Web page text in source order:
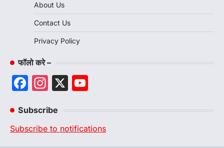
About Us
Contact Us
Privacy Policy
फॉलो करे –
Facebook
Instagram
X
Subscribe
Subscribe to notifications